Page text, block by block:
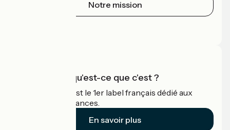
Notre mission
Accueil Vélo qu'est-ce que c'est ?
Accueil Vélo c'est le 1er label français dédié aux
cyclistes en vacances.
En savoir plus